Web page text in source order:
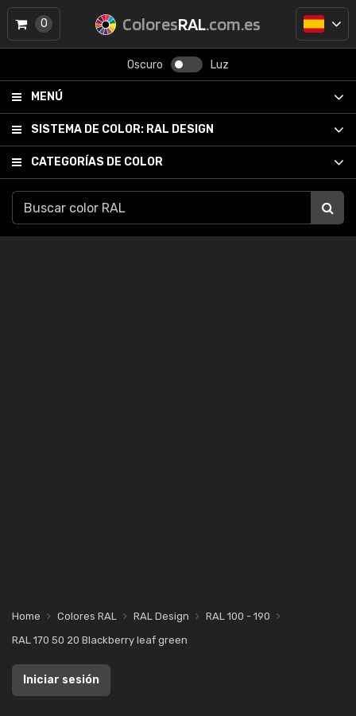
ColoresRAL.com.es
Oscuro Luz
MENÚ
SISTEMA DE COLOR: RAL DESIGN
CATEGORÍAS DE COLOR
0
Home Colores RAL RAL Design
RAL 100 - 190
RAL 170 50 20 Blackberry leaf green
Iniciar sesión